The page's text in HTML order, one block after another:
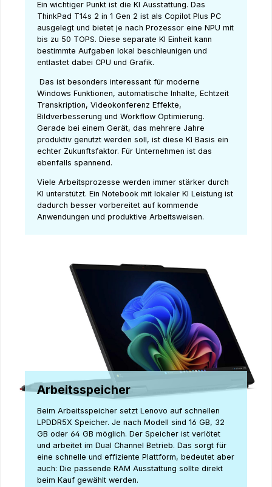
Ein wichtiger Punkt ist die KI Ausstattung. Das
ThinkPad T14s 2 in 1 Gen 2 ist als Copilot Plus PC
ausgelegt und bietet je nach Prozessor eine NPU mit
bis zu 50 TOPS. Diese separate KI Einheit kann
bestimmte Aufgaben lokal beschleunigen und
entlastet dabei CPU und Grafik.
Das ist besonders interessant für moderne
Windows Funktionen, automatische Inhalte, Echtzeit
Transkription, Videokonferenz Effekte,
Bildverbesserung und Workflow Optimierung.
Gerade bei einem Gerät, das mehrere Jahre
produktiv genutzt werden soll, ist diese KI Basis ein
echter Zukunftsfaktor. Für Unternehmen ist das
ebenfalls spannend.
Viele Arbeitsprozesse werden immer stärker durch
KI unterstützt. Ein Notebook mit lokaler KI Leistung ist
dadurch besser vorbereitet auf kommende
Anwendungen und produktive Arbeitsweisen.
Arbeitsspeicher
Beim Arbeitsspeicher setzt Lenovo auf schnellen
LPDDR5X Speicher. Je nach Modell sind 16 GB, 32
GB oder 64 GB möglich. Der Speicher ist verlötet
und arbeitet im Dual Channel Betrieb. Das sorgt für
eine schnelle und effiziente Plattform, bedeutet aber
auch: Die passende RAM Ausstattung sollte direkt
beim Kauf gewählt werden.